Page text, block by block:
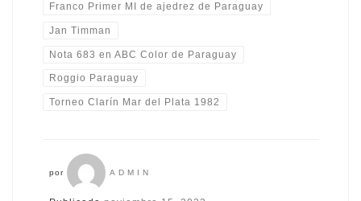
Franco Primer MI de ajedrez de Paraguay
Jan Timman
Nota 683 en ABC Color de Paraguay
Roggio Paraguay
Torneo Clarín Mar del Plata 1982
por ADMIN